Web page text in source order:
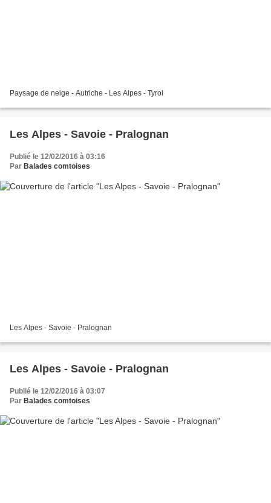
Paysage de neige - Autriche - Les Alpes - Tyrol
Les Alpes - Savoie - Pralognan
Publié le 12/02/2016 à 03:16
Par Balades comtoises
Les Alpes - Savoie - Pralognan
Les Alpes - Savoie - Pralognan
Publié le 12/02/2016 à 03:07
Par Balades comtoises